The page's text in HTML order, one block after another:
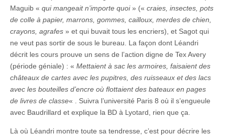
Maguib « qui mangeait n’importe quoi» (« craies, insectes, pots
de colle à papier, marrons, gommes, cailloux, merdes de chien,
crayons, agrafes » et qui buvait tous les encriers), et Sagot qui
ne veut pas sortir de sous le bureau. La façon dont Léandri
décrit les cours prouve un sens de l’action digne de Tex Avery
(période géniale) : « Mettaient à sac les armoires, faisaient des
châteaux de cartes avec les pupitres, des ruisseaux et des lacs
avec les bouteilles d’encre où flottaient des bateaux en pages
de livres de classe« . Suivra l’université Paris 8 où il s’engueule
avec Baudrillard et explique la BD à Lyotard, rien que ça.
Là où Léandri montre toute sa tendresse, c’est pour décrire les